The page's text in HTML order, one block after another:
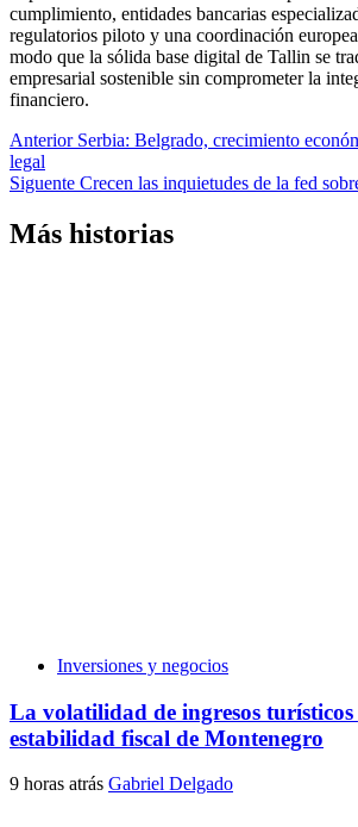
cumplimiento, entidades bancarias
regulatorios piloto y una coordinación
modo que la sólida base digital de Tallin se
empresarial sostenible sin comprometer la
financiero.
Navegación
de
AnteriorSerbia: Belgrado, crecimiento
legal
Siguente Crecen las inquietudes de la fed
Más historias
Inversiones y negocios
La volatilidad de ingresos turísticos
estabilidad fiscal de Montenegro
9 horas atrás Gabriel Delgado